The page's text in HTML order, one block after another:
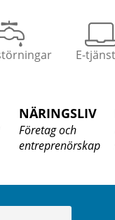
E-
NÄRINGSLIV
Företag och
entreprenörskap